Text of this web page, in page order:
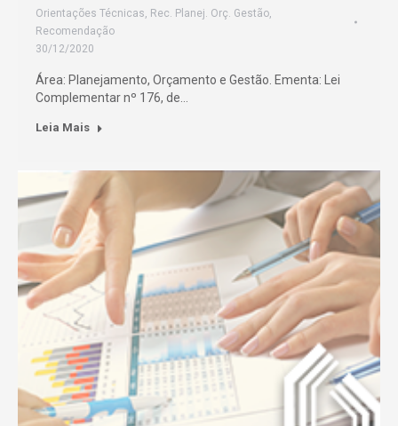
Orientações Técnicas, Rec. Planej. Orç. Gestão,
Recomendação
30/12/2020
Área: Planejamento, Orçamento e Gestão. Ementa: Lei
Complementar nº 176, de…
Leia Mais